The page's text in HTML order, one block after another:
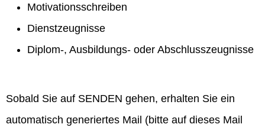
Motivationsschreiben
Dienstzeugnisse
Diplom-, Ausbildungs- oder Abschlusszeugnisse
Sobald Sie auf SENDEN gehen, erhalten Sie ein
automatisch generiertes Mail (bitte auf dieses Mail